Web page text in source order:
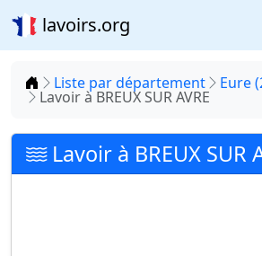
lavoirs.org
Accueil
Liste par département Eure
Lavoir à BREUX SUR AVRE
Lavoir à BREUX SUR